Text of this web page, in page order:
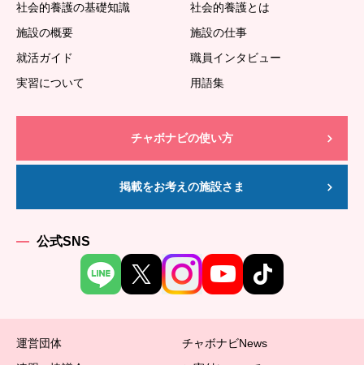
社会的養護の基礎知識
社会的養護とは
施設の概要
施設の仕事
就活ガイド
職員インタビュー
実習について
用語集
チャボナビの使い方
掲載をお考えの施設さま
公式SNS
運営団体
チャボナビNews